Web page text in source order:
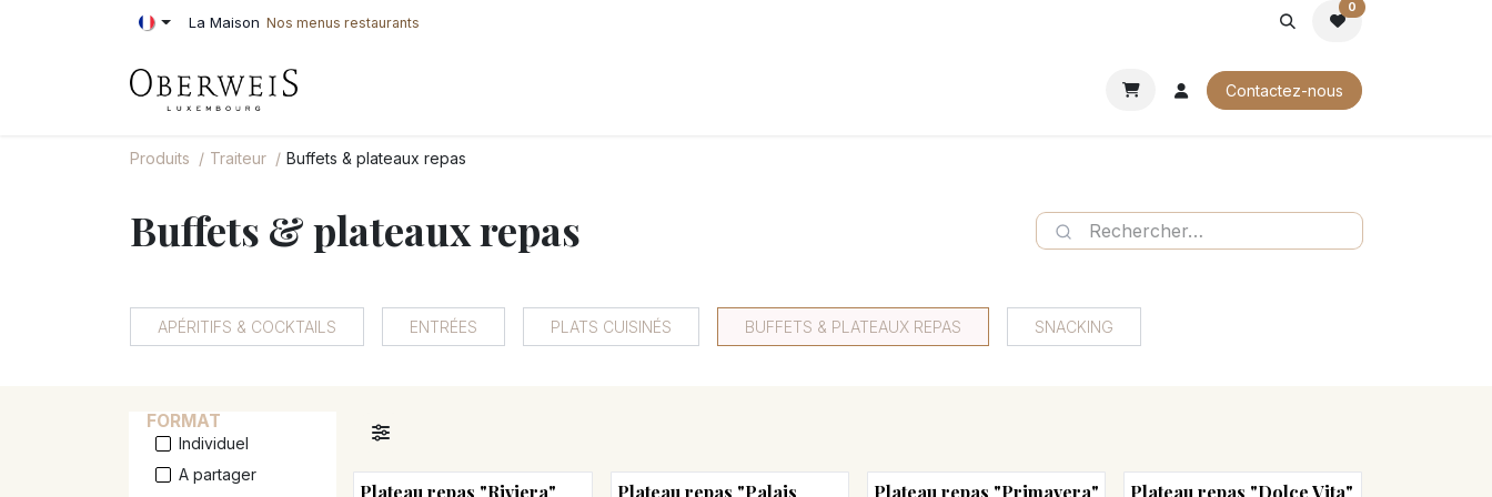
Se rendre au contenu La Maison Nos menus restaurants
0
Contactez-nous
Produits Traiteur Buffets & plateaux repas
Buffets & plateaux repas
APÉRITIFS & COCKTAILS ENTRÉES PLATS CUISINÉS BUFFETS & PLATEAUX REPAS SNACKING
FORMAT
Individuel
A partager
Plateau repas "Riviera"
Plateau repas "Palais
Plateau repas "Primavera"
Plateau repas "Dolce Vita"